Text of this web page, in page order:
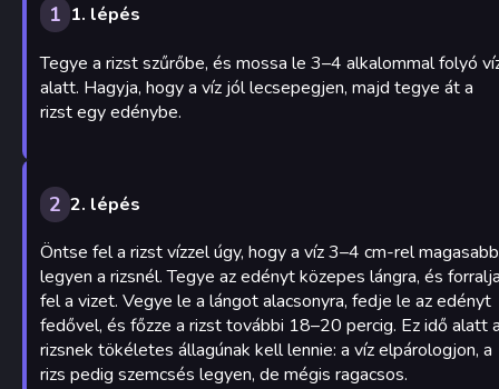
1 1. lépés
Tegye a rizst szűrőbe, és mossa le 3–4 alkalommal folyó
alatt. Hagyja, hogy a víz jól lecsepegjen, majd tegye át a
rizst egy edénybe.
2 2. lépés
Öntse fel a rizst vízzel úgy, hogy a víz 3–4 cm-rel magasabb
legyen a rizsnél. Tegye az edényt közepes lángra, és
fel a vizet. Vegye le a lángot alacsonyra, fedje le az edényt
fedővel, és főzze a rizst további 18–20 percig. Ez idő alatt
rizsnek tökéletes állagúnak kell lennie: a víz elpárologjon, a
rizs pedig szemcsés legyen, de mégis ragacsos.